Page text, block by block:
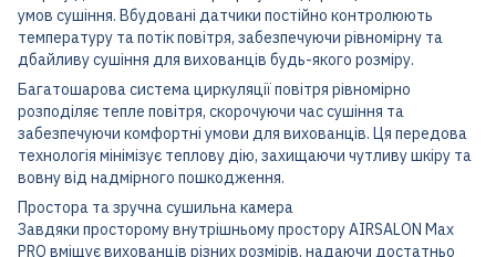
умов сушіння. Вбудовані датчики постійно контролюють
температуру та потік повітря, забезпечуючи рівномірну та
дбайливу сушіння для вихованців будь-якого розміру.
Багатошарова система циркуляції повітря рівномірно
розподіляє тепле повітря, скорочуючи час сушіння та
забезпечуючи комфортні умови для вихованців. Ця передова
технологія мінімізує теплову дію, захищаючи чутливу шкіру та
вовну від надмірного пошкодження.
Простора та зручна сушильна камера
Завдяки просторому внутрішньому простору AIRSALON Max
PRO вміщує вихованців різних розмірів, надаючи достатньо